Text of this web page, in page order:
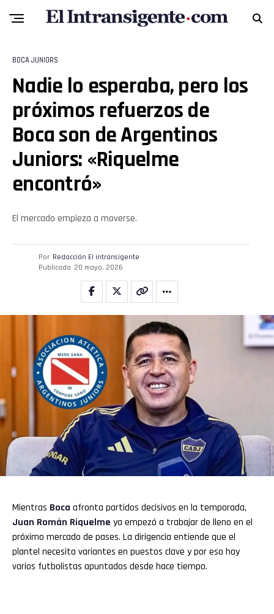
BOCA JUNIORS
Nadie lo esperaba, pero los
próximos refuerzos de
Boca son de Argentinos
Juniors: «Riquelme
encontró»
El mercado empieza a moverse.
Por Redacción El intransigente
Publicado 20 mayo, 2026
Mientras Boca afronta partidos decisivos en la temporada,
Juan Román Riquelme ya empezó a trabajar de lleno en el
próximo mercado de pases. La dirigencia entiende que el
plantel necesita variantes en puestos clave y por eso hay
varios futbolistas apuntados desde hace tiempo.
Flipboard
Whatsapp
Email